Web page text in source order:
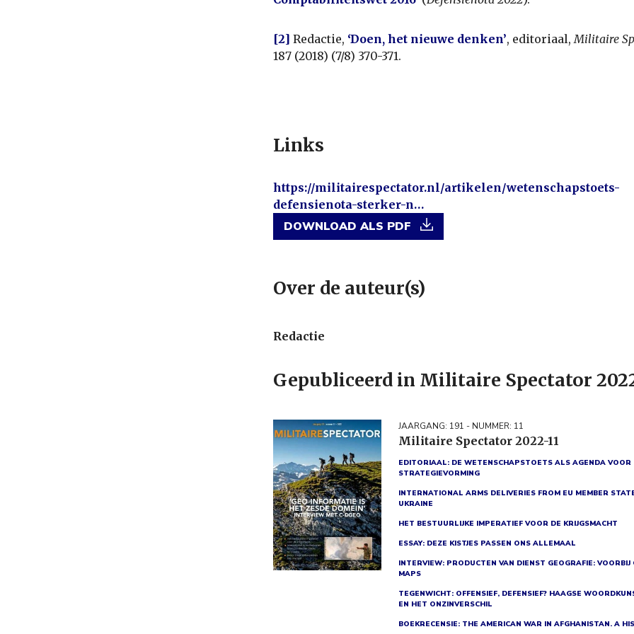
[2] Redactie, ‘Doen, het nieuwe denken’, editoriaal,Militaire
187 (2018) (7/8) 370-371.
Links
https://militairespectator.nl/artikelen/wetenschapstoets-
defensienota-sterker-n…
DOWNLOAD ALS PDF
Over de auteur(s)
Redactie
Gepubliceerd in Militaire Spectator
JAARGANG: 191 - NUMMER: 11
Militaire Spectator 2022-11
EDITORIAAL: DE WETENSCHAPSTOETS ALS AGENDA VOOR
STRATEGIEVORMING
INTERNATIONAL ARMS DELIVERIES FROM EU MEMBER
UKRAINE
HET BESTUURLIJKE IMPERATIEF VOOR DE KRIJGSMACHT
ESSAY: DEZE KISTJES PASSEN ONS ALLEMAAL
INTERVIEW: PRODUCTEN VAN DIENST GEOGRAFIE: VOORBIJ
MAPS
TEGENWICHT: OFFENSIEF, DEFENSIEF? HAAGSE
EN HET ONZINVERSCHIL
BOEKRECENSIE: THE AMERICAN WAR IN AFGHANISTAN. A